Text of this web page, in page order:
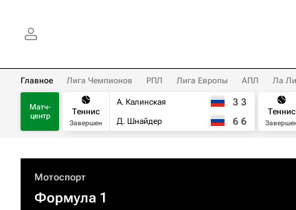
Главное Лига Чемпионов РПЛ Лига Европы АПЛ Ла
Матч-
центр
Теннис
Завершен
А. Калинская
Д. Шнайдер
3 3
6 6
Теннис
Мотоспорт
Формула 1